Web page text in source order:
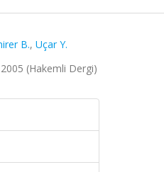
B., Uçar Y.
(Hakemli Dergi)